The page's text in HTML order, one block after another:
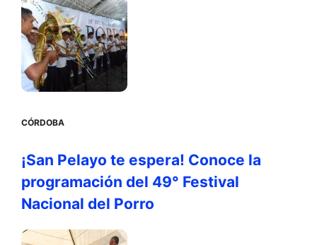
CÓRDOBA
¡San Pelayo te espera! Conoce la
programación del 49° Festival
Nacional del Porro